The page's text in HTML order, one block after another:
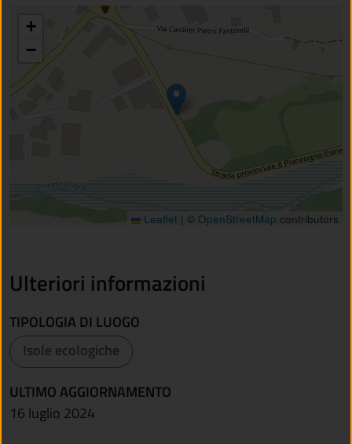
+
−
Leaflet | © OpenStreetMap contributors
Ulteriori informazioni
TIPOLOGIA DI LUOGO
Isole ecologiche
ULTIMO AGGIORNAMENTO
16 luglio 2024